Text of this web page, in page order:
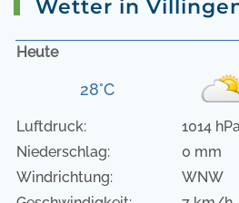
Wetter in
Heute
28°C
Luftdruck:
1014
Niederschlag:
0 mm
Windrichtung:
WNW